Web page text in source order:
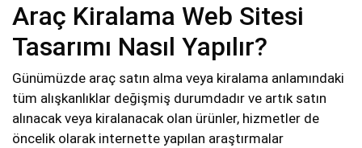
Araç Kiralama Web Sitesi
Tasarımı Nasıl Yapılır?
Günümüzde araç satın alma veya kiralama anlamındaki
tüm alışkanlıklar değişmiş durumdadır ve artık satın
alınacak veya kiralanacak olan ürünler, hizmetler de
öncelik olarak internette yapılan araştırmalar